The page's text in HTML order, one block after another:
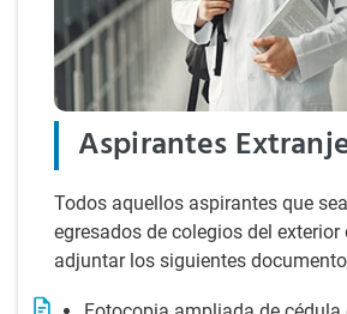
Aspirantes
Todos aquellos aspirantes que
egresados de colegios del exterior
adjuntar los siguientes